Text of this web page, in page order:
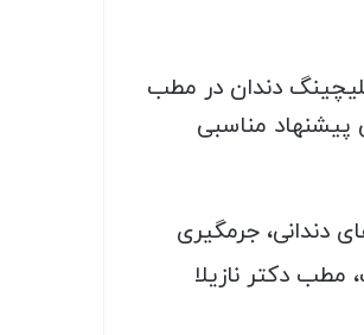
دندان در مطب
پیشنهاد مناسبی
دندانی، جرمگیری
مطب دکتر نازیلا